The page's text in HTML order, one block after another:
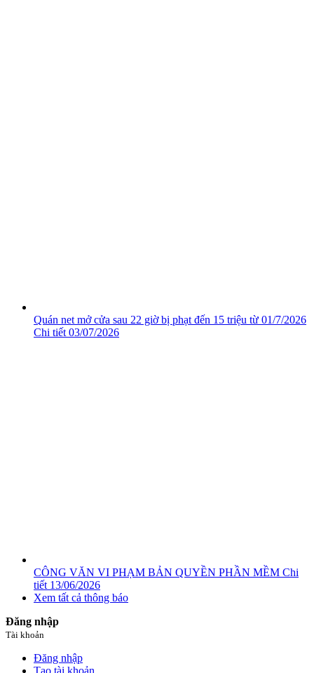
Quán net mở cửa sau 22 giờ bị phạt đến 15 triệu từ 01/7/2026
Chi tiết 03/07/2026
CÔNG VĂN VI PHẠM BẢN QUYỀN PHẦN MỀM Chi
tiết 13/06/2026
Xem tất cả thông báo
Đăng nhập
Tài khoản
Đăng nhập
Tạo tài khoản